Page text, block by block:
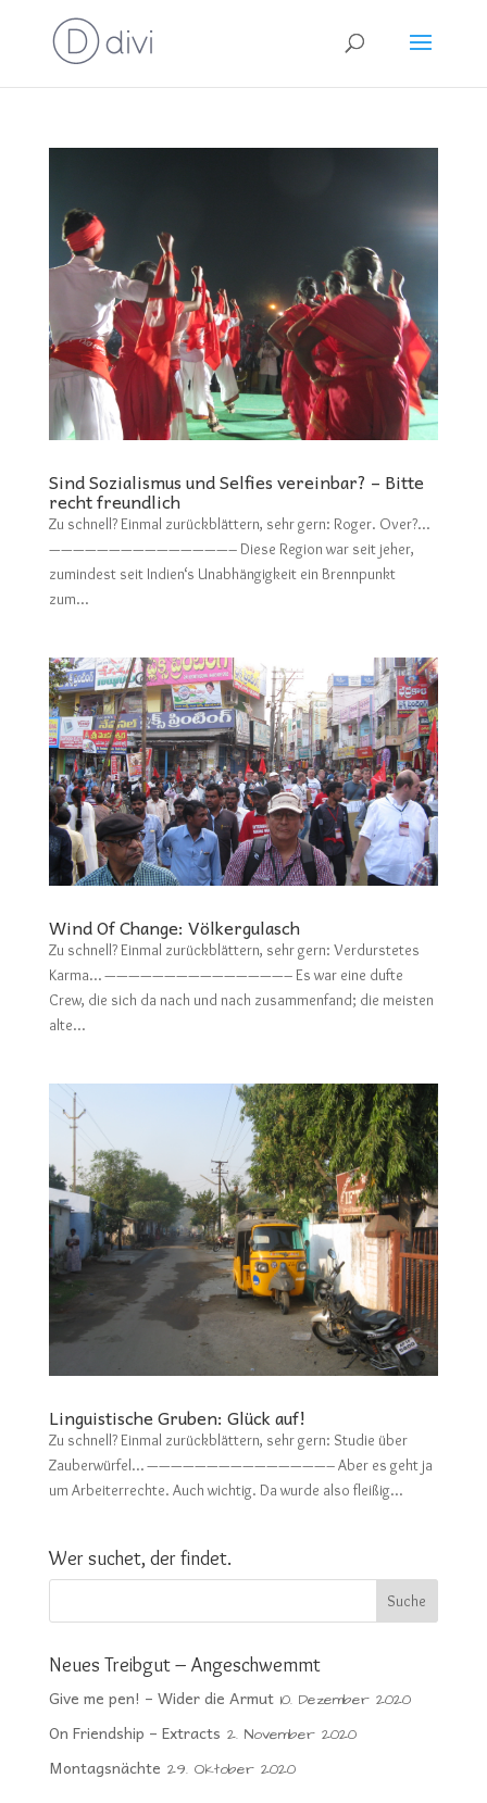
Sind Sozialismus und Selfies vereinbar? – Bitte
recht freundlich
Zu schnell? Einmal zurückblättern, sehr gern: Roger. Over?…
———————————————– Diese Region war seit jeher,
zumindest seit Indien‘s Unabhängigkeit ein Brennpunkt
zum...
Wind Of Change: Völkergulasch
Zu schnell? Einmal zurückblättern, sehr gern: Verdurstetes
Karma… ———————————————– Es war eine dufte
Crew, die sich da nach und nach zusammenfand; die meisten
alte...
Linguistische Gruben: Glück auf!
Zu schnell? Einmal zurückblättern, sehr gern: Studie über
Zauberwürfel… ———————————————– Aber es geht ja
um Arbeiterrechte. Auch wichtig. Da wurde also fleißig...
Wer suchet, der findet.
Neues Treibgut – Angeschwemmt
Give me pen! – Wider die Armut 10. Dezember 2020
On Friendship – Extracts 2. November 2020
Montagsnächte 29. Oktober 2020